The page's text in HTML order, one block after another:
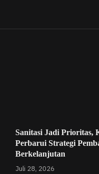
Sanitasi Jadi Prioritas,
Perbarui Strategi
Berkelanjutan
Juli 28, 2026